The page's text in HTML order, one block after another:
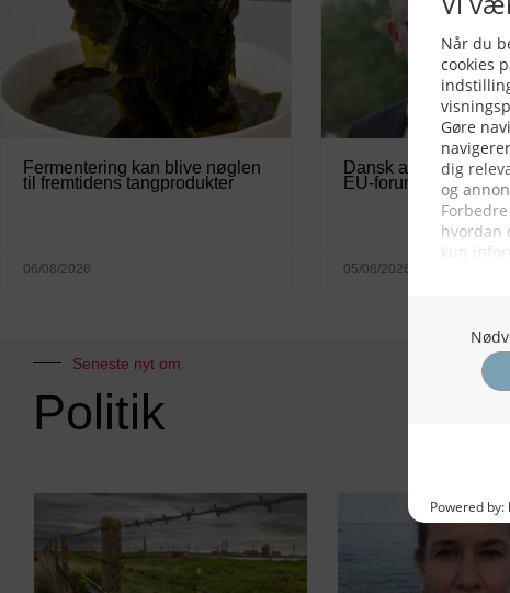
Fermentering kan blive nøglen
til fremtidens tangprodukter
06/08/2026
Dansk akvakultur får
EU-forum om
05/08/2026
Seneste nyt om
Politik